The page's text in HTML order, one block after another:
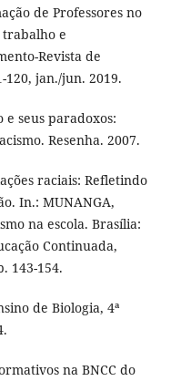
de Professores no
trabalho e
Revista de
120, jan./jun. 2019.
e seus paradoxos:
Resenha. 2007.
raciais: Refletindo
In.: MUNANGA,
na escola. Brasília:
Continuada,
143-154.
de Biologia, 4ª
na BNCC do